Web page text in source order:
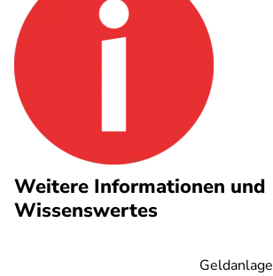
Weitere Informationen und
Wissenswertes
Geldanlage